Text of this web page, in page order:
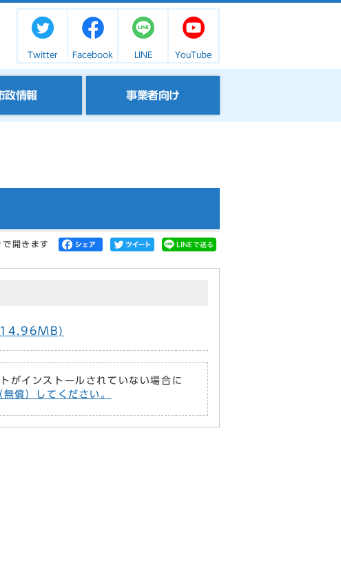
Twitter Facebook LINE YouTube
政情報 事業者向け
開きます
14.96MB)
インストールされていない場合に
償）してください。